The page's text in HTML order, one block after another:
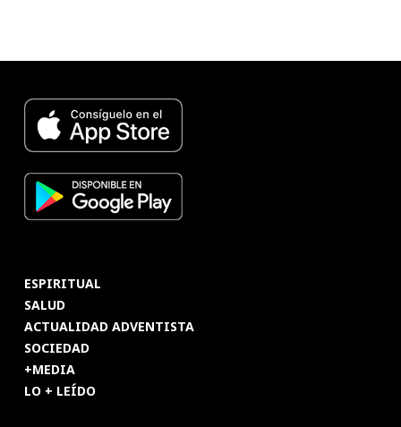
ESPIRITUAL
SALUD
ACTUALIDAD ADVENTISTA
SOCIEDAD
+MEDIA
LO + LEÍDO